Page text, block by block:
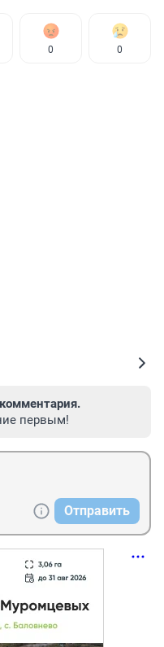
0 0
первым!
Отправить